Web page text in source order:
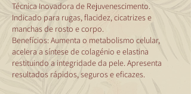
Técnica Inovadora de Rejuvenescimento.
Indicado para rugas, flacidez, cicatrizes e
manchas de rosto e corpo.
Benefícios: Aumenta o metabolismo celular,
acelera a síntese de colagénio e elastina
restituindo a integridade da pele. Apresenta
resultados rápidos, seguros e eficazes.